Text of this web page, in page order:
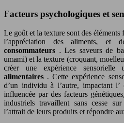
Facteurs psychologiques et
Le goût et la texture sont des
l’appréciation des aliments,
consommateurs . Les saveurs de
umami) et la texture (croquant,
créer une expérience
alimentaires . Cette expérience
d’un individu à l’autre, impactant l’
influencée par des facteurs
industriels travaillent sans cesse
l’attrait de leurs produits et répondre